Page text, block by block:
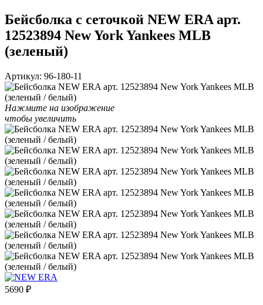
Бейсболка с сеточкой NEW ERA арт.
12523894 New York Yankees MLB
(зеленый)
Артикул: 96-180-11
Нажмите на изображение
чтобы увеличить
5690 ₽